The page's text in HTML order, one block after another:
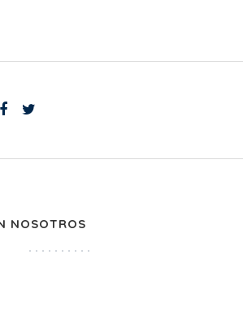
NOSOTROS